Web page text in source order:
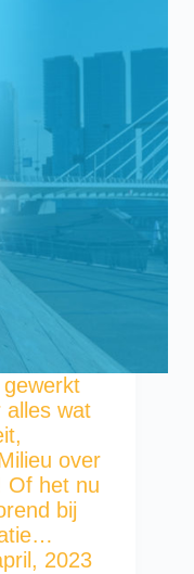
alles wat
over
Of het nu
bij
2023